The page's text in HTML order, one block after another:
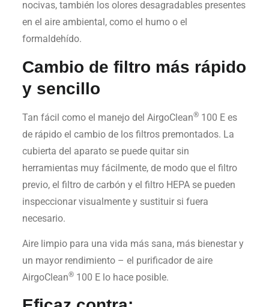
nocivas, también los olores desagradables presentes
en el aire ambiental, como el humo o el
formaldehído.
Cambio de filtro más rápido
y sencillo
Tan fácil como el manejo del AirgoClean®100 E es
de rápido el cambio de los filtros premontados. La
cubierta del aparato se puede quitar sin
herramientas muy fácilmente, de modo que el filtro
previo, el filtro de carbón y el filtro HEPA se pueden
inspeccionar visualmente y sustituir si fuera
necesario.
Aire limpio para una vida más sana, más bienestar y
un mayor rendimiento – el purificador de aire
AirgoClean®100 E lo hace posible.